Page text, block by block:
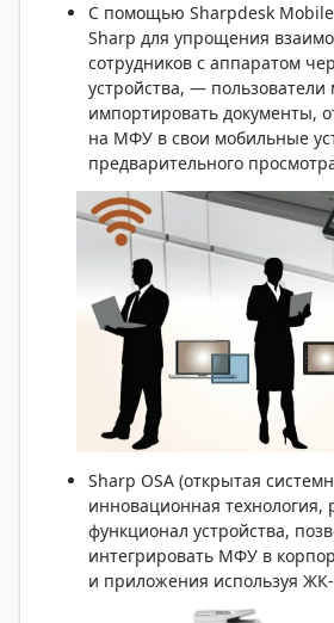
С помощью Sharpdesk
Sharp для упрощения
сотрудников с аппаратом
устройства, — пользователи
импортировать документы,
на МФУ в свои мобильные
предварительного
Sharp OSA (открытая
инновационная
функционал устройства,
интегрировать МФУ в
и приложения используя